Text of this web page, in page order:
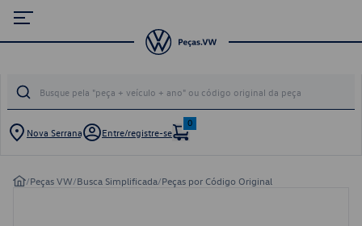
Nova Serrana Entre/registre-se
0
/Peças VW/Busca Simplificada/Peças por Código Original